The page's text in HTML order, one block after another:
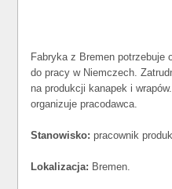
Fabryka z Bremen potrzebuje
do pracy w Niemczech.
na produkcji kanapek i
organizuje pracodawca.
Stanowisko: pracownik
Lokalizacja: Bremen.